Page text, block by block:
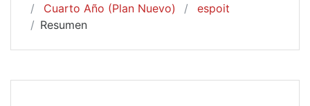
Cuarto Año (Plan Nuevo)
espoit
Resumen